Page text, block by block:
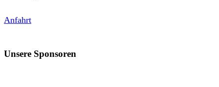
Anfahrt
Unsere Sponsoren